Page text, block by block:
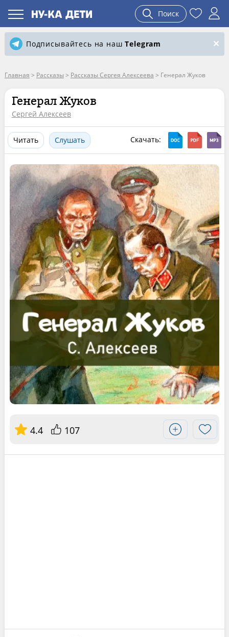
Поиск
Подписывайтесь на нашTelegram
Главная > Рассказы > Рассказы Сергея Алексеева > Генерал Жуков
Генерал Жуков
Сергей Алексеев
Читать Слушать Скачать:
4.4 107